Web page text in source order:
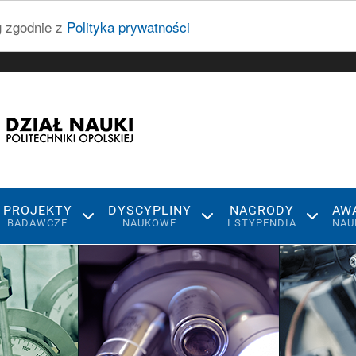
z Polityka prywatności
PROJEKTY
BADAWCZE
DYSCYPLINY
NAUKOWE
NAGRODY
I STYPENDIA